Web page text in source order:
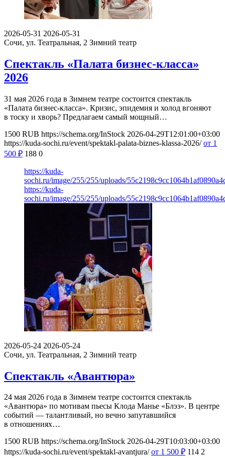
2026-05-31 2026-05-31
Сочи, ул. Театральная, 2 Зимний театр
Спектакль «Палата бизнес-класса»
2026
31 мая 2026 года в Зимнем театре состоится спектакль
«Палата бизнес-класса». Кризис, эпидемия и холод вгоняют
в тоску и хворь? Предлагаем самый мощный…
1500 RUB https://schema.org/InStock 2026-04-29T12:01:00+03:00
https://kuda-sochi.ru/event/spektakl-palata-biznes-klassa-2026/ от 1
500 ₽ 188 0
https://kuda-
sochi.ru/image/255/255/uploads/
https://kuda-
sochi.ru/image/255/255/uploads/
2026-05-24 2026-05-24
Сочи, ул. Театральная, 2 Зимний театр
Спектакль «Авантюра»
24 мая 2026 года в Зимнем театре состоится спектакль
«Авантюра» по мотивам пьесы Клода Манье «Блэз». В центре
событий — талантливый, но вечно запутавшийся
в отношениях…
1500 RUB https://schema.org/InStock 2026-04-29T10:03:00+03:00
https://kuda-sochi.ru/event/spektakl-avantjura/ от 1 500 ₽ 114 2